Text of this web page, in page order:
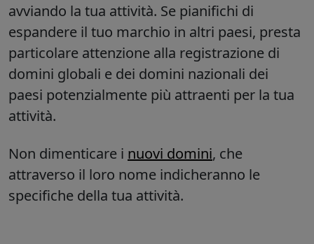
avviando la tua attività. Se pianifichi di
espandere il tuo marchio in altri paesi, presta
particolare attenzione alla registrazione di
domini globali e dei domini nazionali dei
paesi potenzialmente più attraenti per la tua
attività.
Non dimenticare i nuovi domini, che
attraverso il loro nome indicheranno le
specifiche della tua attività.